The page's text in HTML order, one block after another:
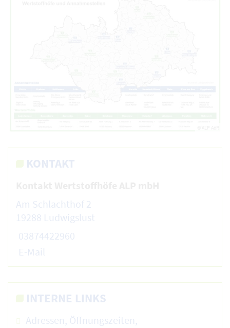
KONTAKT
Am Schlachthof 2
19288 Ludwigslust
03874422960
E-Mail
INTERNE LINKS
Adressen, Öffnungszeiten,